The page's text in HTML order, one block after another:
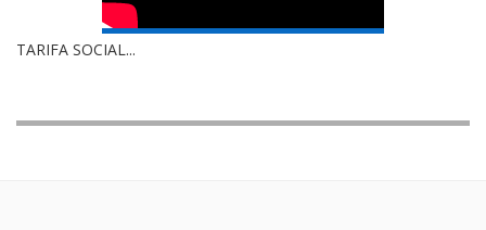
TARIFA SOCIAL...